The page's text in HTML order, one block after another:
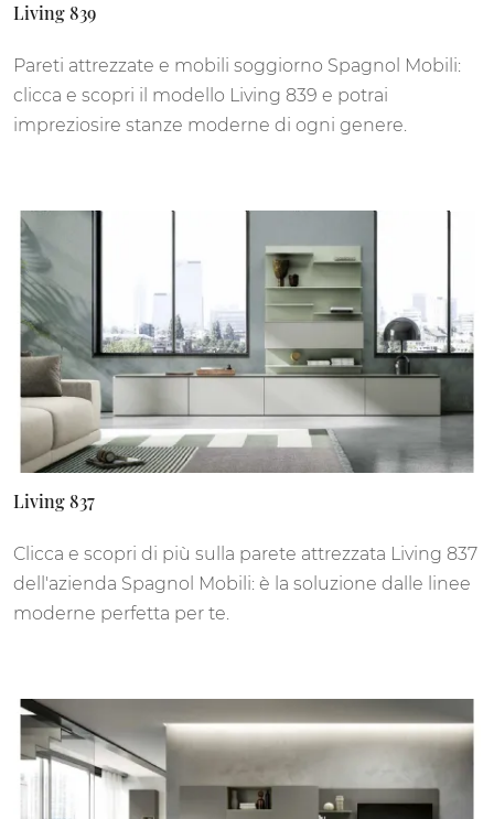
Living 839
Pareti attrezzate e mobili soggiorno Spagnol Mobili:
clicca e scopri il modello Living 839 e potrai
impreziosire stanze moderne di ogni genere.
Living 837
Clicca e scopri di più sulla parete attrezzata Living 837
dell'azienda Spagnol Mobili: è la soluzione dalle linee
moderne perfetta per te.